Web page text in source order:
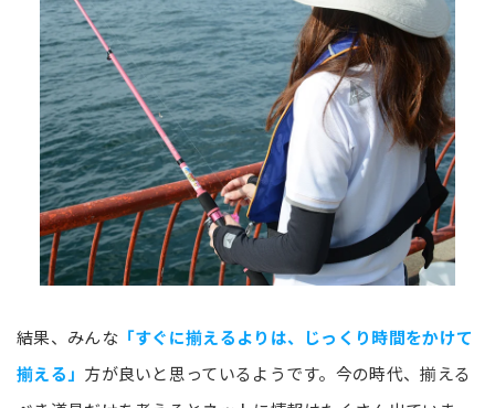
結果、みんな「すぐに揃えるよりは、じっくり時間をかけて
揃える」 方が良いと思っているようです。今の時代、揃える